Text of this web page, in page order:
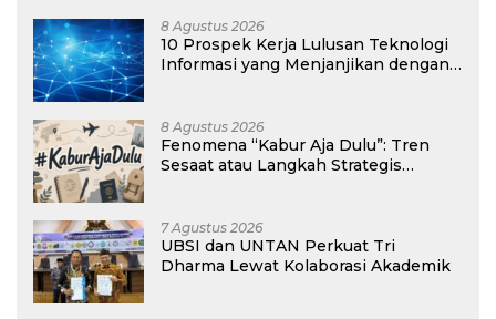
8 Agustus 2026
10 Prospek Kerja Lulusan Teknologi
Informasi yang Menjanjikan dengan
8 Agustus 2026
Fenomena “Kabur Aja Dulu”: Tren
Sesaat atau Langkah Strategis
7 Agustus 2026
UBSI dan UNTAN Perkuat Tri
Dharma Lewat Kolaborasi Akademik